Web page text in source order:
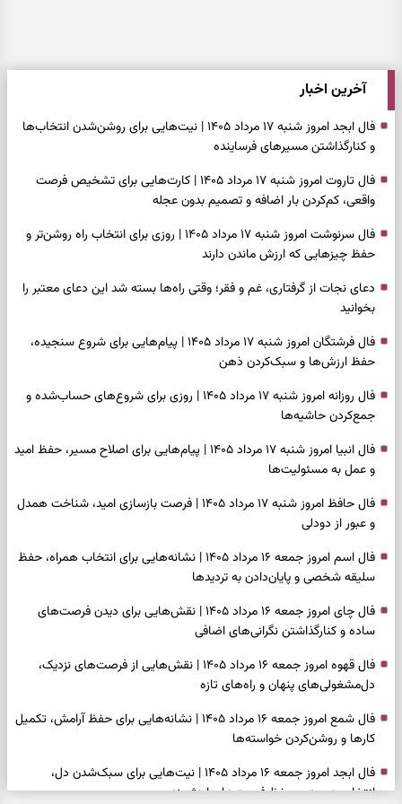
آخرین اخبار
فال ابجد امروز شنبه ۱۷ مرداد ۱۴۰۵ | نیت‌هایی برای روشن‌شدن انتخاب‌ها
و کنارگذاشتن مسیرهای فرساینده
فال تاروت امروز شنبه ۱۷ مرداد ۱۴۰۵ | کارت‌هایی برای تشخیص فرصت
واقعی، کم‌کردن بار اضافه و تصمیم بدون عجله
فال سرنوشت امروز شنبه ۱۷ مرداد ۱۴۰۵ | روزی برای انتخاب راه روشن‌تر و
حفظ چیزهایی که ارزش ماندن دارند
دعای نجات از گرفتاری، غم و فقر؛ وقتی راه‌ها بسته شد این دعای معتبر را
بخوانید
فال فرشتگان امروز شنبه ۱۷ مرداد ۱۴۰۵ | پیام‌هایی برای شروع سنجیده،
حفظ ارزش‌ها و سبک‌کردن ذهن
فال روزانه امروز شنبه ۱۷ مرداد ۱۴۰۵ | روزی برای شروع‌های حساب‌شده و
جمع‌کردن حاشیه‌ها
فال انبیا امروز شنبه ۱۷ مرداد ۱۴۰۵ | پیام‌هایی برای اصلاح مسیر، حفظ امید
و عمل به مسئولیت‌ها
فال حافظ امروز شنبه ۱۷ مرداد ۱۴۰۵ | فرصت بازسازی امید، شناخت همدل
و عبور از دودلی
فال اسم امروز جمعه ۱۶ مرداد ۱۴۰۵ | نشانه‌هایی برای انتخاب همراه، حفظ
سلیقه شخصی و پایان‌دادن به تردیدها
فال چای امروز جمعه ۱۶ مرداد ۱۴۰۵ | نقش‌هایی برای دیدن فرصت‌های
ساده و کنارگذاشتن نگرانی‌های اضافی
فال قهوه امروز جمعه ۱۶ مرداد ۱۴۰۵ | نقش‌هایی از فرصت‌های نزدیک،
دل‌مشغولی‌های پنهان و راه‌های تازه
فال شمع امروز جمعه ۱۶ مرداد ۱۴۰۵ | نشانه‌هایی برای حفظ آرامش، تکمیل
کارها و روشن‌کردن خواسته‌ها
فال ابجد امروز جمعه ۱۶ مرداد ۱۴۰۵ | نیت‌هایی برای سبک‌شدن دل،
انتخاب درست و حفظ فرصت‌های ارزشمند